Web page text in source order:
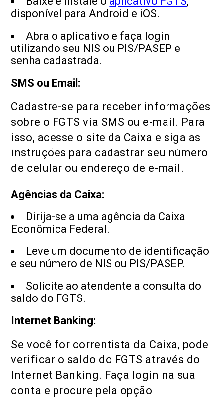
disponível para Android e iOS.
Abra o aplicativo e faça login
utilizando seu NIS ou PIS/PASEP e
senha cadastrada.
SMS ou Email:
Cadastre-se para receber informações
sobre o FGTS via SMS ou e-mail. Para
isso, acesse o site da Caixa e siga as
instruções para cadastrar seu número
de celular ou endereço de e-mail.
Agências da Caixa:
Dirija-se a uma agência da Caixa
Econômica Federal.
Leve um documento de identificação
e seu número de NIS ou PIS/PASEP.
Solicite ao atendente a consulta do
saldo do FGTS.
Internet Banking:
Se você for correntista da Caixa, pode
verificar o saldo do FGTS através do
Internet Banking. Faça login na sua
conta e procure pela opção